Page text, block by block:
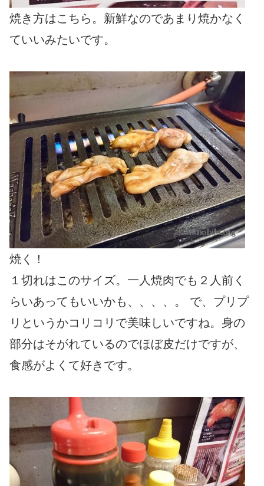
焼き方はこちら。新鮮なのであまり焼かなく
ていいみたいです。
焼く！
１切れはこのサイズ。一人焼肉でも２人前く
らいあってもいいかも、、、、。 で、プリプ
リというかコリコリで美味しいですね。身の
部分はそがれているのでほぼ皮だけですが、
食感がよくて好きです。